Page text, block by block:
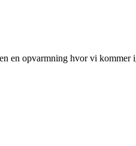
en opvarmning hvor vi